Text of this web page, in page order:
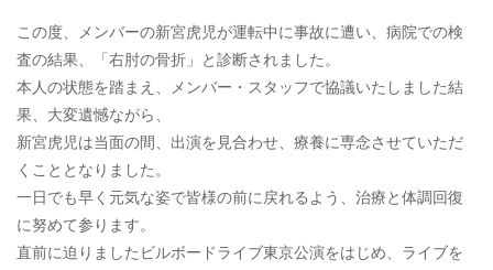
この度、メンバーの新宮虎児が運転中に事故に遭い、病院での検
査の結果、「右肘の骨折」と診断されました。
本人の状態を踏まえ、メンバー・スタッフで協議いたしました結
果、大変遺憾ながら、
新宮虎児は当面の間、出演を見合わせ、療養に専念させていただ
くこととなりました。
一日でも早く元気な姿で皆様の前に戻れるよう、治療と体調回復
に努めて参ります。
直前に迫りましたビルボードライブ東京公演をはじめ、ライブを